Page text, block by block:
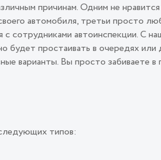
причинам. Одним не
автомобиля, третьи просто
автоинспекции. С
простаивать в очередях или
варианты. Вы просто забиваете
типов: